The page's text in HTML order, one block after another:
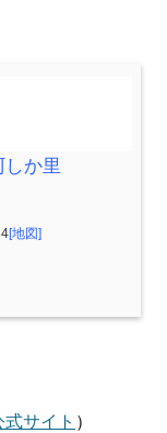
か里
[地図]
式サイト ）